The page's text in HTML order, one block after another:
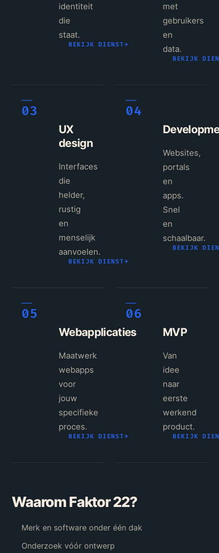
identiteit
die
staat.
BEKIJK DIENST→
met
gebruikers
en
data.
BEKIJK
03
UX
design
Interfaces
die
helder,
rustig
en
menselijk
aanvoelen.
BEKIJK DIENST→
04
Websites,
portals
en
apps.
Snel
en
schaalbaar.
BEKIJK
05
Webapplicaties
Maatwerk
webapps
voor
jouw
specifieke
proces.
BEKIJK DIENST→
06
MVP
Van
idee
naar
eerste
werkend
product.
BEKIJK
Waarom Faktor 22?
Merk en software onder één dak
Onderzoek vóór ontwerp